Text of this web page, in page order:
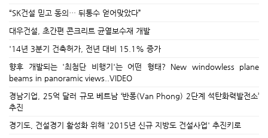
“SK건설 믿고 동의… 뒤통수 얻어맞았다”
대우건설, 초간편 콘크리트 균열보수재 개발
'14년 3분기 건축허가, 전년 대비 15.1% 증가
향후 개발되는 '최첨단 비행기'는 어떤 형태? New windowless plane
beams in panoramic views..VIDEO
경남기업, 25억 달러 규모 베트남 ‘반퐁(Van Phong) 2단계 석탄화력발전소’
추진
경기도, 건설경기 활성화 위해 '2015년 신규 지방도 건설사업' 추진키로